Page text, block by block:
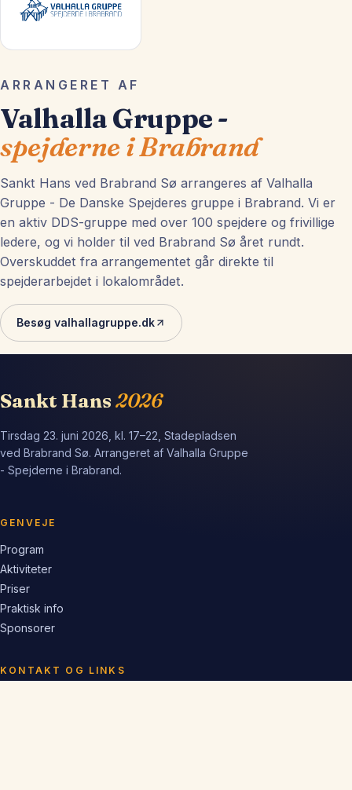
ARRANGERET AF
Valhalla Gruppe -
spejderne i Brabrand
Sankt Hans ved Brabrand Sø arrangeres af Valhalla
Gruppe - De Danske Spejderes gruppe i Brabrand. Vi er
en aktiv DDS-gruppe med over 100 spejdere og frivillige
ledere, og vi holder til ved Brabrand Sø året rundt.
Overskuddet fra arrangementet går direkte til
spejderarbejdet i lokalområdet.
Besøg valhallagruppe.dk
Sankt Hans2026
Tirsdag 23. juni 2026, kl. 17–22, Stadepladsen
ved Brabrand Sø. Arrangeret af Valhalla Gruppe
- Spejderne i Brabrand.
GENVEJE
Program
Aktiviteter
Priser
Praktisk info
Sponsorer
KONTAKT OG LINKS